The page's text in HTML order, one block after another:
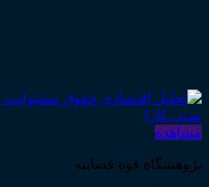
مشاهده
پژوهشگاه قوه قضاییه